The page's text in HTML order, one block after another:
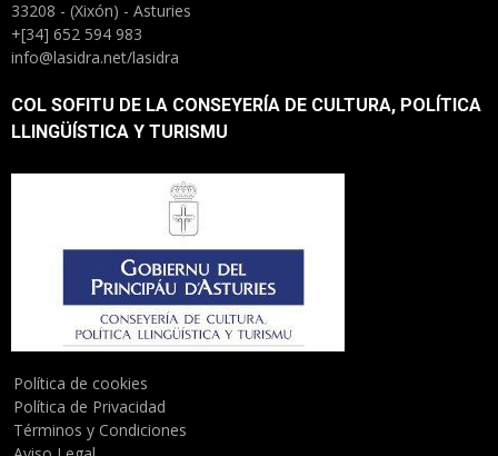
33208 - (Xixón) - Asturies
+[34] 652 594 983
info@lasidra.net/lasidra
COL SOFITU DE LA CONSEYERÍA DE CULTURA, POLÍTICA
LLINGÜÍSTICA Y TURISMU
Política de cookies
Política de Privacidad
Términos y Condiciones